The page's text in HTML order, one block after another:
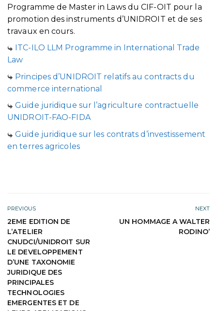
Programme de Master in Laws du CIF-OIT pour la
promotion des instruments d’UNIDROIT et de ses
travaux en cours.
ITC-ILO LLM Programme in International Trade
Law
Principes d’UNIDROIT relatifs au contracts du
commerce international
Guide juridique sur l’agriculture contractuelle
UNIDROIT-FAO-FIDA
Guide juridique sur les contrats d’investissement
en terres agricoles
PREVIOUS
2EME EDITION DE
L’ATELIER
CNUDCI/UNIDROIT SUR
LE DEVELOPPEMENT
D’UNE TAXONOMIE
JURIDIQUE DES
PRINCIPALES
TECHNOLOGIES
EMERGENTES ET DE
NEXT
UN HOMMAGE A WALTER
RODINO’